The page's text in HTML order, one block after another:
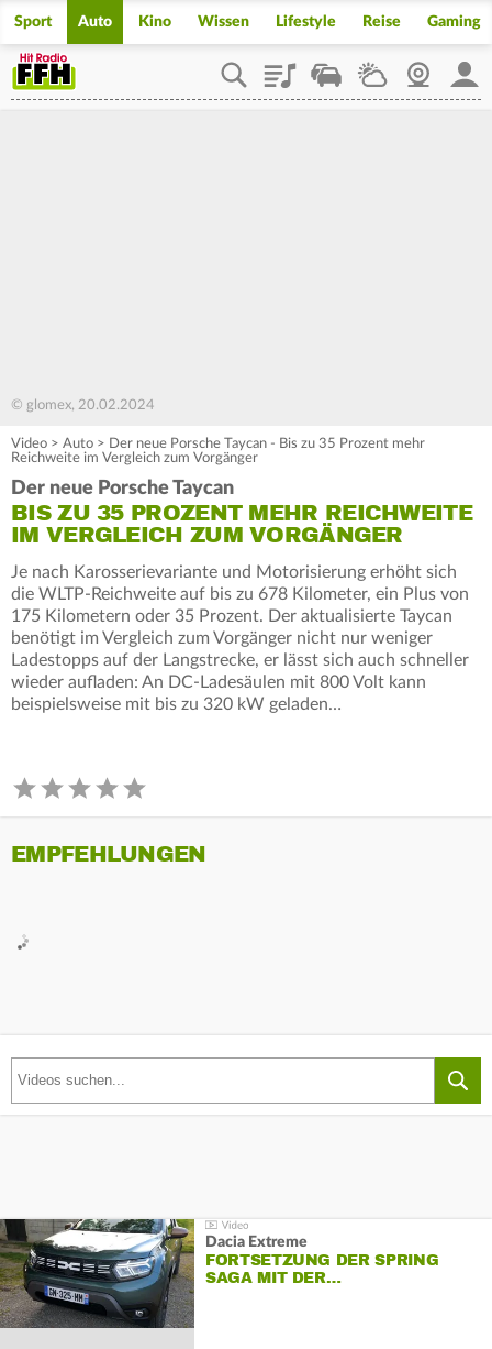
Sport Auto Kino Wissen Lifestyle Reise Gaming
PlaylistStaupilotWetterWebcam
© glomex, 20.02.2024
Video > Auto > Der neue Porsche Taycan - Bis zu 35 Prozent mehr
Reichweite im Vergleich zum Vorgänger
Der neue Porsche Taycan
BIS ZU 35 PROZENT MEHR REICHWEITE
IM VERGLEICH ZUM VORGÄNGER
Je nach Karosserievariante und Motorisierung erhöht sich
die WLTP-Reichweite auf bis zu 678 Kilometer, ein Plus von
175 Kilometern oder 35 Prozent. Der aktualisierte Taycan
benötigt im Vergleich zum Vorgänger nicht nur weniger
Ladestopps auf der Langstrecke, er lässt sich auch schneller
wieder aufladen: An DC-Ladesäulen mit 800 Volt kann
beispielsweise mit bis zu 320 kW geladen…
EMPFEHLUNGEN
Dacia Extreme
FORTSETZUNG DER SPRING
SAGA MIT DER…